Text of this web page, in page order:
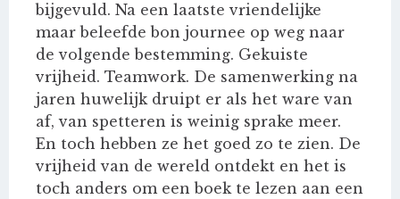
bijgevuld. Na een laatste vriendelijke
maar beleefde bon journee op weg naar
de volgende bestemming. Gekuiste
vrijheid. Teamwork. De samenwerking na
jaren huwelijk druipt er als het ware van
af, van spetteren is weinig sprake meer.
En toch hebben ze het goed zo te zien. De
vrijheid van de wereld ontdekt en het is
toch anders om een boek te lezen aan een